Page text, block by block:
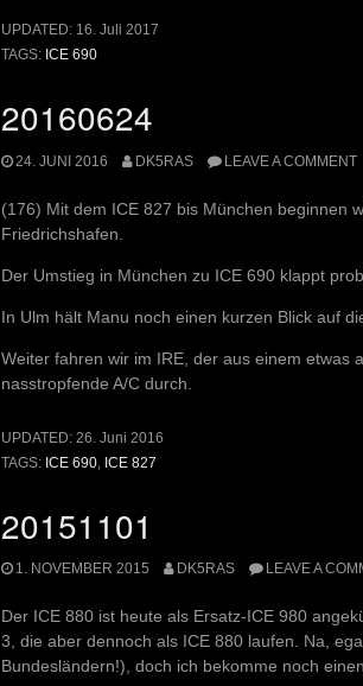
UPDATED: 16. Juli 2017
TAGS: ICE 690
20160624
24. JUNI 2016 DK5RAS LEAVE A COMMENT
(176) Mit dem ICE 827 bis München beginnen
Friedrichshafen.
Der Umstieg in München zu ICE 690 klappt
In Ulm hält Manu noch einen kurzen Blick auf
Weiter fahren wir im IRE, der aus einem etwas
nasstropfende A/C durch.
UPDATED: 26. Juni 2016
TAGS: ICE 690 ICE 827
20151101
1. NOVEMBER 2015 DK5RAS LEAVE A
Der ICE 880 ist heute als Ersatz-ICE 980
3, die aber dennoch als ICE 880 laufen. Na,
Bundesländern!), doch ich bekomme noch